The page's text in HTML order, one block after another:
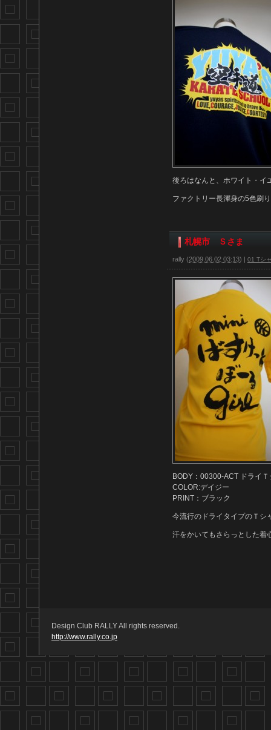
後ろはなんと、ホワイト・イ
ファクトリー長渾身の5色刷
札幌市 Ｓさま
rally (2009.06.02 03:13) | 01 Tシ
BODY：00300-ACT ドライＴ
COLOR:デイジー
PRINT：ブラック
今流行のドライタイプのＴシ
汗をかいてもさらっとした着
Design Club RALLY All rights reserved.
http://www.rally.co.jp